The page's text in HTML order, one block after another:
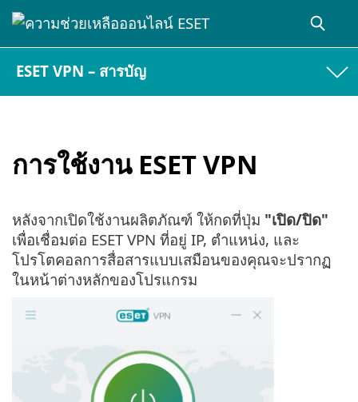
ESET VPN – สารบัญ
การใช้งาน ESET VPN
หลังจากเปิดใช้งานผลิตภัณฑ์ ให้กดที่ปุ่ม "เปิด/ปิด"
เพื่อเชื่อมต่อ ESET VPN ที่อยู่ IP, ตำแหน่ง, และ
โปรโตคอลการสื่อสารแบบเสมือนของคุณจะปรากฏ
ในหน้าต่างหลักของโปรแกรม